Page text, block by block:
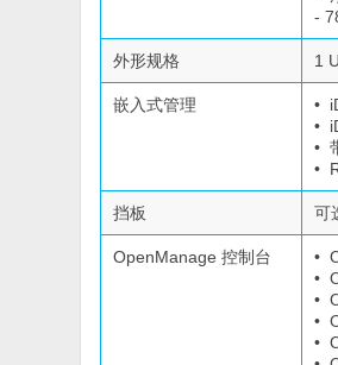
-
外形规格 1
嵌入式管理
•
•
•
•
挡板 可
OpenManage 控制台
•
•
•
•
•